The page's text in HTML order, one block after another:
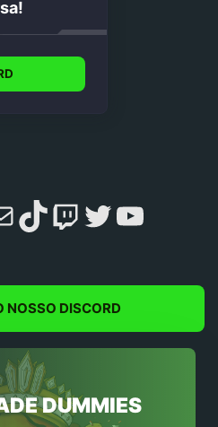
TikTok
Twitch
Twitter
NOSSO DISCORD
DUMMIES